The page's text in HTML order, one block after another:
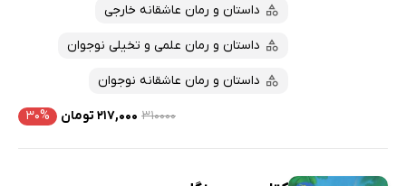
داستان و رمان عاشقانه خارجی
داستان و رمان علمی و تخیلی نوجوان
داستان و رمان عاشقانه نوجوان
۳۱۰۰۰۰ ۲۱۷,۰۰۰ تومان ۳۰%